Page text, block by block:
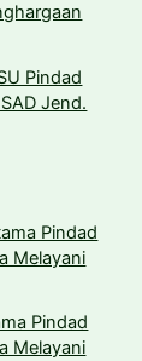
Pindad
Jend.
Pindad
Melayani
Pindad
Melayani